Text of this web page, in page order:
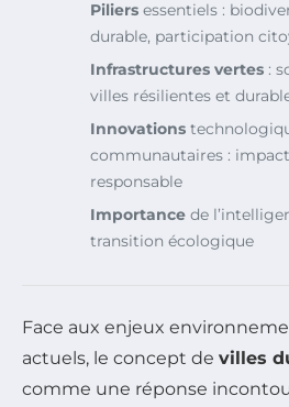
Piliers essentiels :
durable, participation
Infrastructures vertes :
villes résilientes et
Innovations
communautaires :
responsable
Importance de
transition écologique
Face aux enjeux
actuels, le concept de villes
comme une réponse